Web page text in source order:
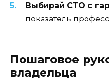
Выбирай СТО с
показатель
Пошаговое
владельца